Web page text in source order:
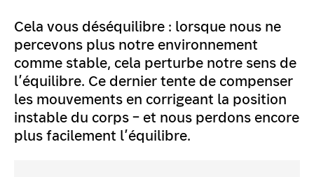
Cela vous déséquilibre : lorsque nous ne
percevons plus notre environnement
comme stable, cela perturbe notre sens de
l’équilibre. Ce dernier tente de compenser
les mouvements en corrigeant la position
instable du corps – et nous perdons encore
plus facilement l’équilibre.